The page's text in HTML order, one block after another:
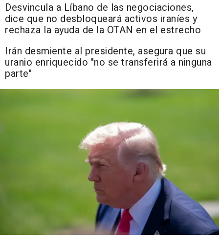
Desvincula a Líbano de las negociaciones,
dice que no desbloqueará activos iraníes y
rechaza la ayuda de la OTAN en el estrecho
Irán desmiente al presidente, asegura que su
uranio enriquecido "no se transferirá a ninguna
parte"